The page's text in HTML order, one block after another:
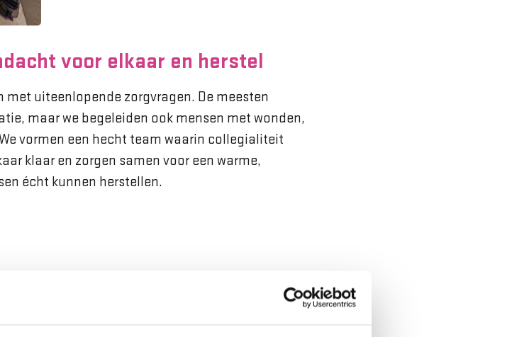
voor elkaar en herstel
uiteenlopende zorgvragen. De meesten
maar we begeleiden ook mensen met wonden,
vormen een hecht team waarin collegialiteit
klaar en zorgen samen voor een warme,
écht kunnen herstellen.